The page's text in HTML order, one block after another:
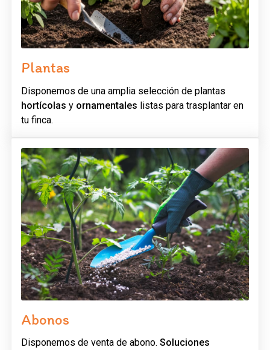
Plantas
Disponemos de una amplia selección de plantas
hortícolas y ornamentales listas para trasplantar en
tu finca.
Abonos
Disponemos de venta de abono. Soluciones